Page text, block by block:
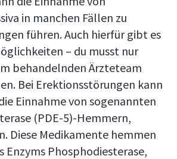
in manchen Fällen zu
führen. Auch hierfür gibt es
– du musst nur
behandelnden Ärzteteam
Bei Erektionsstörungen kann
Einnahme von sogenannten
(PDE-5)-Hemmern,
Diese Medikamente hemmen
Enzyms Phosphodiesterase,